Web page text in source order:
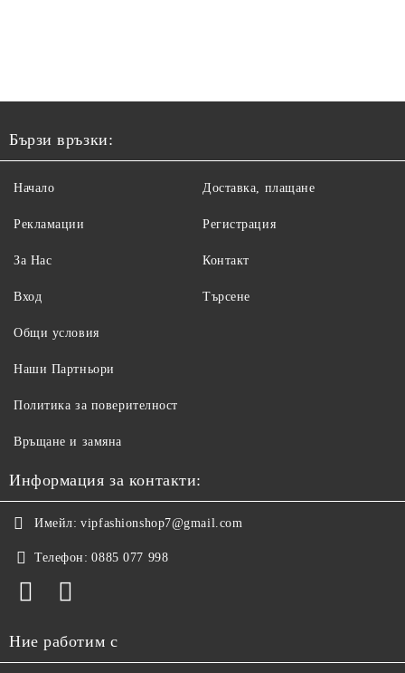
Бързи връзки:
Начало
Рекламации
За Нас
Вход
Доставка, плащане
Регистрация
Контакт
Търсене
Общи условия
Наши Партньори
Политика за поверителност
Връщане и замяна
Информация за контакти:
Имейл: vipfashionshop7@gmail.com
Телефон: 0885 077 998
Ние работим с